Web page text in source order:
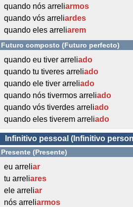
quando nós arreliarmos
quando vós arreliardes
quando eles arreliarem
Futuro composto (Futuro perfecto)
quando eu tiver arreliado
quando tu tiveres arreliado
quando ele tiver arreliado
quando nós tivermos arreliado
quando vós tiverdes arreliado
quando eles tiverem arreliado
Infinitivo pessoal (Infinitivo
Presente (Presente)
eu arreliar
tu arreliares
ele arreliar
nós arreliarmos